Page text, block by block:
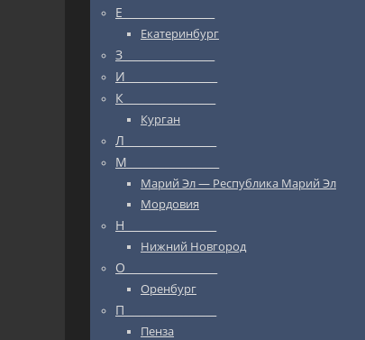
Е_________________
Екатеринбург
З_________________
И_________________
К_________________
Курган
Л_________________
М_________________
Марий Эл — Республика Марий Эл
Мордовия
Н_________________
Нижний Новгород
О_________________
Оренбург
П_________________
Пенза